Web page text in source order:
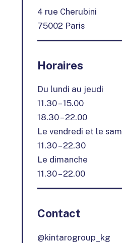
4 rue Cherubini
75002 Paris
Horaires
Du lundi au jeudi
11.30 – 15.00
18.30 – 22.00
Le vendredi et le
11.30 – 22.30
Le dimanche
11.30 – 22.00
Contact
@kintarogroup_kg